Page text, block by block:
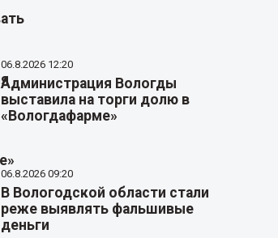
06.8.2026 12:20
Администрация Вологды
выставила на торги долю в
«Вологдафарме»
06.8.2026 09:20
В Вологодской области стали
реже выявлять фальшивые
деньги